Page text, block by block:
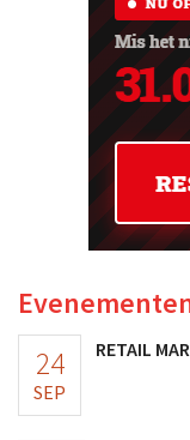
24
SEP
RETAIL